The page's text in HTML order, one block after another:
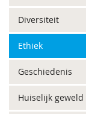
Diversiteit
Ethiek
Geschiedenis
Huiselijk geweld